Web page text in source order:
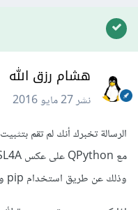
هشام رزق الله
نشر27 مايو 2016
وذلك عن طريق استخدام pip والتي ستجدها بين بقية السكربتات.